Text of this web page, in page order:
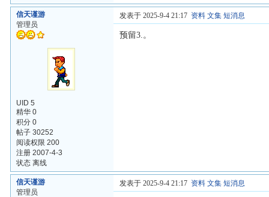
信天谨游
管理员
UID 5
精华 0
积分 0
帖子 30252
阅读权限 200
注册 2007-4-3
状态 离线
发表于 2025-9-4 21:17 资料 文集 短消息
预留3.。
信天谨游
管理员
发表于 2025-9-4 21:17 资料 文集 短消息